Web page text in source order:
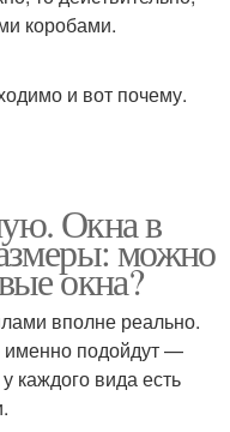
коробами.
и вот почему.
Окна в
можно
окна?
вполне реально.
именно подойдут —
каждого вида есть